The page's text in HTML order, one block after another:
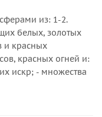
из: 1-2.
белых, золотых
и красных
красных огней и:
искр; - множества